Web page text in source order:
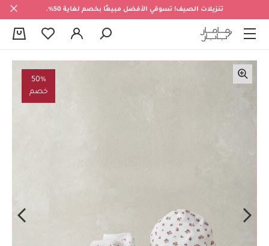
تنزيلات الصيف! تسوقي الأفضل مبيعًا بخصم لغاية 50%.
50%
خصم